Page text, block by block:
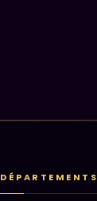
DÉPARTEMENTS